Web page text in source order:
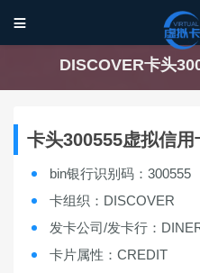

DISCOVER卡头
卡头300555虚拟信用
bin银行识别码：300555
卡组织：DISCOVER
发卡公司/发卡行：
卡片属性：CREDIT